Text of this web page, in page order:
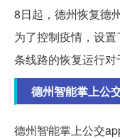
8日起，德州恢复德
为了控制疫情，设
条线路的恢复运行对
德州智能掌上公
德州智能掌上公交